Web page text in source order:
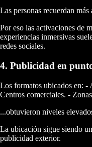
Las personas recuerdan
Por eso las activaciones de
experiencias inmersivas
redes sociales.
4. Publicidad en
Los formatos ubicados en: -
Centros comerciales. -
...obtuvieron niveles
La ubicación sigue siendo
publicidad exterior.